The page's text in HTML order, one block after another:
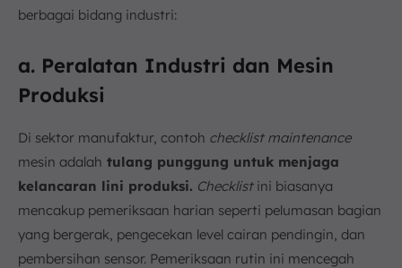
berbagai bidang industri:
a. Peralatan Industri dan Mesin
Produksi
Di sektor manufaktur, contoh checklist maintenance
mesin adalah tulang punggung untuk menjaga
kelancaran lini produksi. Checklistini biasanya
mencakup pemeriksaan harian seperti pelumasan bagian
yang bergerak, pengecekan level cairan pendingin, dan
pembersihan sensor. Pemeriksaan rutin ini mencegah